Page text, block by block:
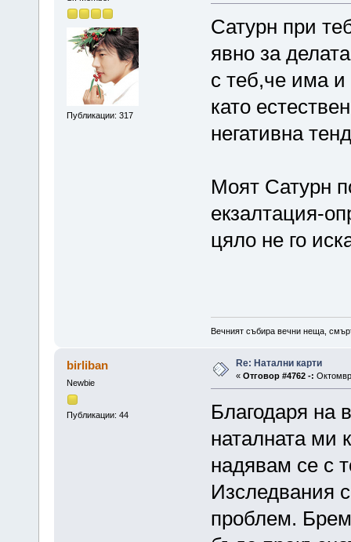
Публикации: 317
Сатурн при
явно за
с теб,че има
като
негативна
Моят Сатурн
екзалтация-
цяло не го
Вечният събира вечни неща,
birliban
Newbie
Публикации: 44
Re: Натални карти
« Отговор #4762 -:
Благодаря на
наталната ми
надявам се с
Изследвания
проблем.